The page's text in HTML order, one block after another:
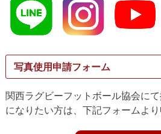
写真使用申請フォーム
関西ラグビーフットボール協会に
になりたい方は、下記フォームより